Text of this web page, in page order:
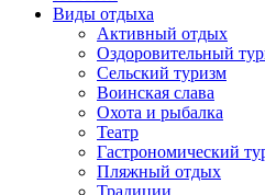
Виды отдыха
Активный отдых
Оздоровительный
Сельский туризм
Воинская слава
Охота и рыбалка
Театр
Гастрономический
Пляжный отдых
Традиции